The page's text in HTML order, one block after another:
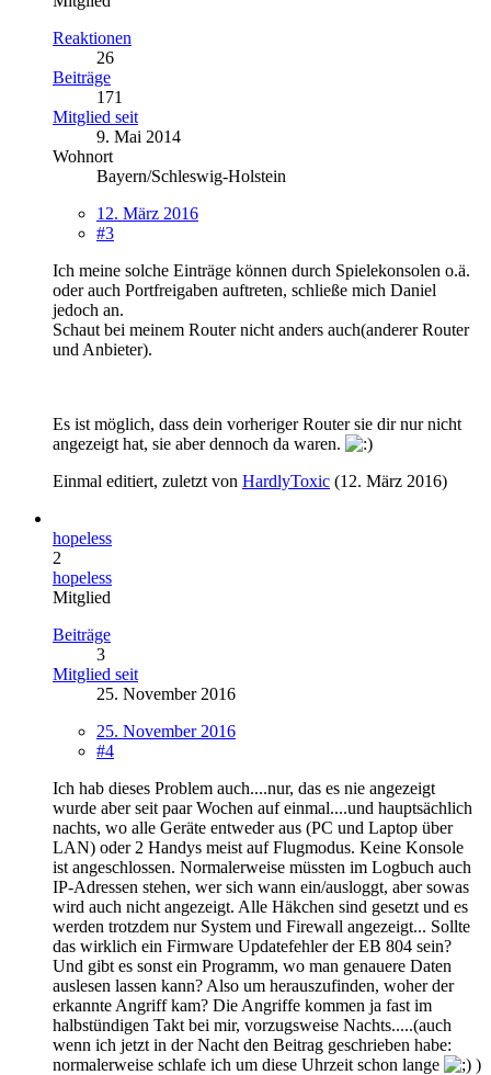
Reaktionen
26
Beiträge
171
Mitglied seit
9. Mai 2014
Wohnort
Bayern/Schleswig-Holstein
12. März 2016
#3
Ich meine solche Einträge können durch Spielekonsolen o.ä.
oder auch Portfreigaben auftreten, schließe mich Daniel
jedoch an.
Schaut bei meinem Router nicht anders auch(anderer Router
und Anbieter).
Es ist möglich, dass dein vorheriger Router sie dir nur nicht
angezeigt hat, sie aber dennoch da waren.
Einmal editiert, zuletzt von HardlyToxic (12. März 2016)
hopeless
2
hopeless
Mitglied
Beiträge
3
Mitglied seit
25. November 2016
25. November 2016
#4
Ich hab dieses Problem auch....nur, das es nie angezeigt
wurde aber seit paar Wochen auf einmal....und hauptsächlich
nachts, wo alle Geräte entweder aus (PC und Laptop über
LAN) oder 2 Handys meist auf Flugmodus. Keine Konsole
ist angeschlossen. Normalerweise müssten im Logbuch auch
IP-Adressen stehen, wer sich wann ein/ausloggt, aber sowas
wird auch nicht angezeigt. Alle Häkchen sind gesetzt und es
werden trotzdem nur System und Firewall angezeigt... Sollte
das wirklich ein Firmware Updatefehler der EB 804 sein?
Und gibt es sonst ein Programm, wo man genauere Daten
auslesen lassen kann? Also um herauszufinden, woher der
erkannte Angriff kam? Die Angriffe kommen ja fast im
halbstündigen Takt bei mir, vorzugsweise Nachts.....(auch
wenn ich jetzt in der Nacht den Beitrag geschrieben habe:
normalerweise schlafe ich um diese Uhrzeit schon lange
)